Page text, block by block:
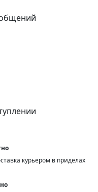
курьером в приделах